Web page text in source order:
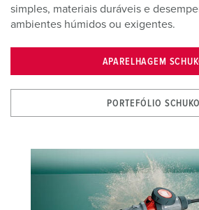
simples, materiais duráveis e
ambientes húmidos ou exigentes.
APARELHAGEM
PORTEFÓLIO